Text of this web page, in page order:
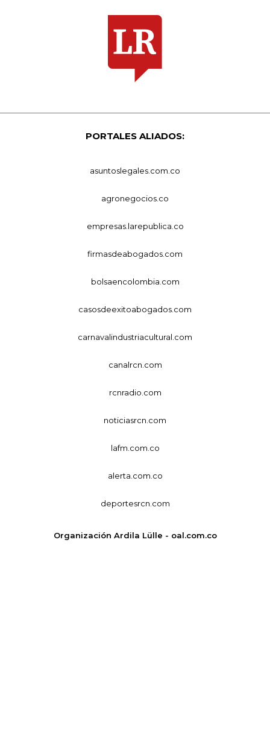
PORTALES ALIADOS:
asuntoslegales.com.co
agronegocios.co
empresas.larepublica.co
firmasdeabogados.com
bolsaencolombia.com
casosdeexitoabogados.com
carnavalindustriacultural.com
canalrcn.com
rcnradio.com
noticiasrcn.com
lafm.com.co
alerta.com.co
deportesrcn.com
Organización Ardila Lülle - oal.com.co